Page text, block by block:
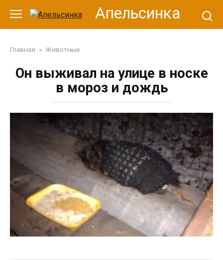
контенту
Апельсинка
Главная » Животные
Он выживал на улице в носке
в мороз и дождь